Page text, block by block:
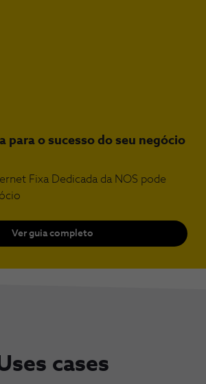
para o sucesso do seu negócio
Fixa Dedicada da NOS pode
Ver guia completo
cases